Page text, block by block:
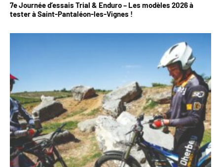
7e Journée d’essais Trial & Enduro – Les modèles 2026 à
tester à Saint-Pantaléon-les-Vignes !